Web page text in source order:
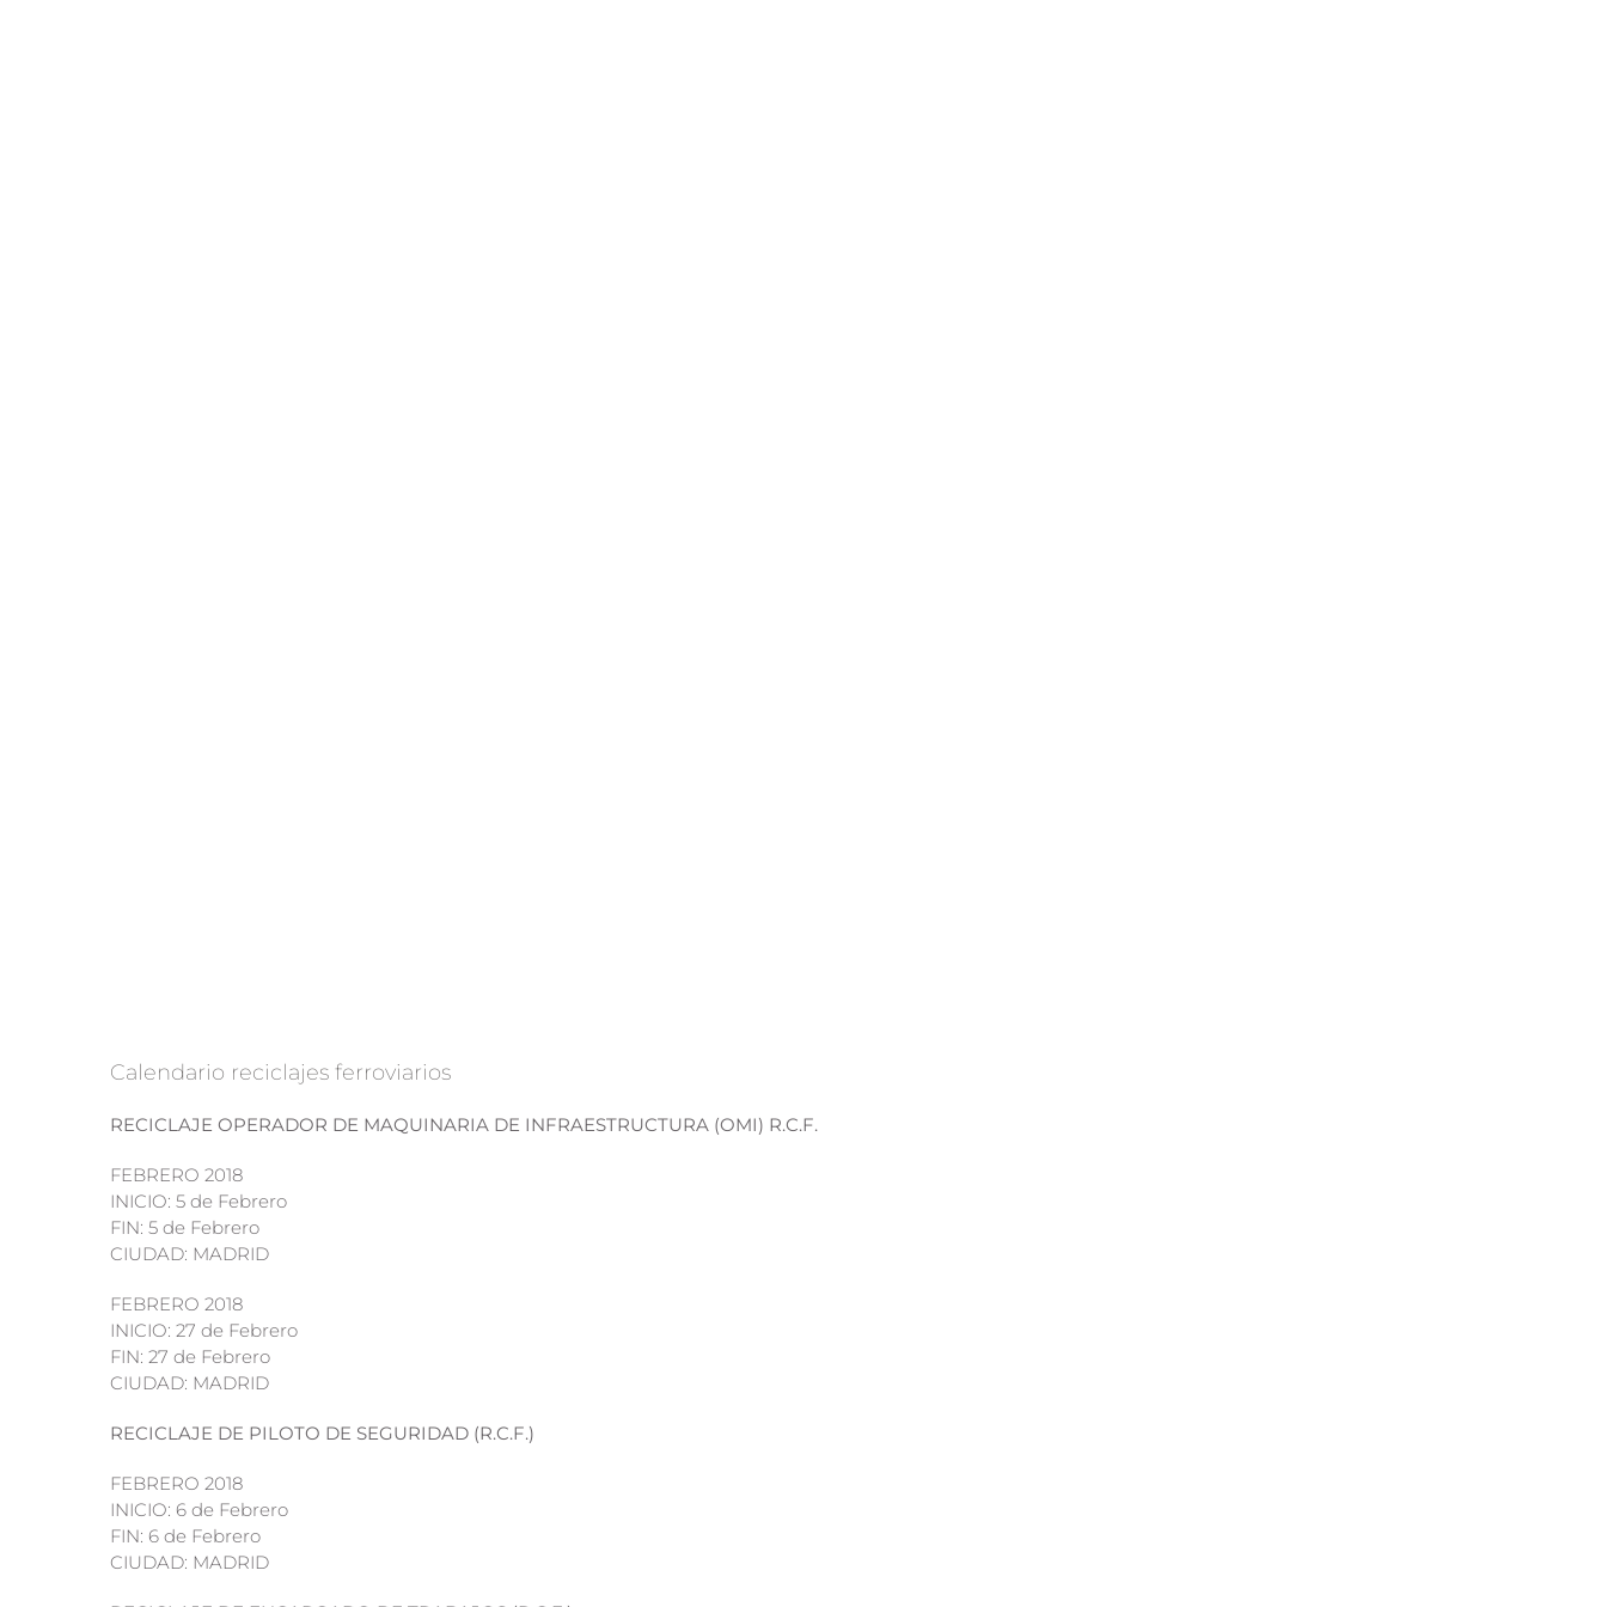
Calendario reciclajes ferroviarios
RECICLAJE OPERADOR DE MAQUINARIA DE INFRAESTRUCTURA (OMI) R.C.F.
FEBRERO 2018
INICIO: 5 de Febrero
FIN: 5 de Febrero
CIUDAD: MADRID
FEBRERO 2018
INICIO: 27 de Febrero
FIN: 27 de Febrero
CIUDAD: MADRID
RECICLAJE DE PILOTO DE SEGURIDAD (R.C.F.)
FEBRERO 2018
INICIO: 6 de Febrero
FIN: 6 de Febrero
CIUDAD: MADRID